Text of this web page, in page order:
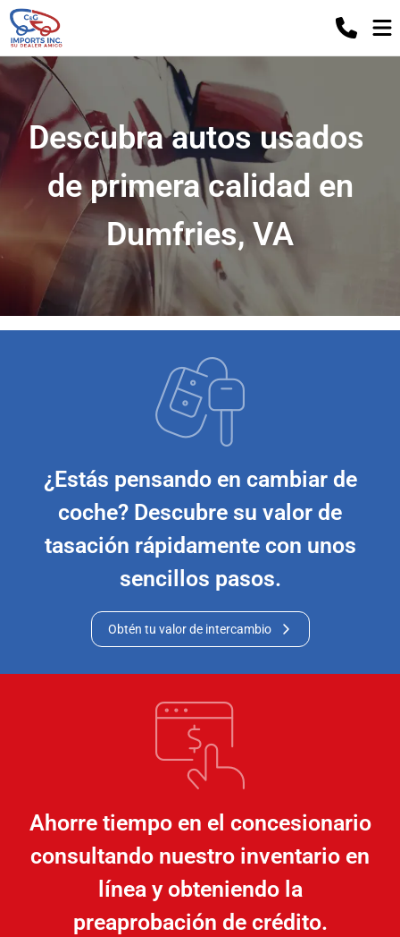
Descubra autos usados ​​
de primera calidad en
Dumfries, VA
¿Estás pensando en cambiar de
coche? Descubre su valor de
tasación rápidamente con unos
sencillos pasos.
Obtén tu valor de intercambio
Ahorre tiempo en el concesionario
consultando nuestro inventario en
línea y obteniendo la
preaprobación de crédito.